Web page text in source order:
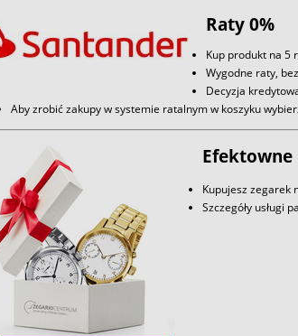
Raty 0%
Kup produkt na 5
Wygodne raty,
Decyzja
Aby zrobić zakupy w systemie ratalnym w koszyku
Efektowne
Kupujesz zegarek
Szczegóły usługi